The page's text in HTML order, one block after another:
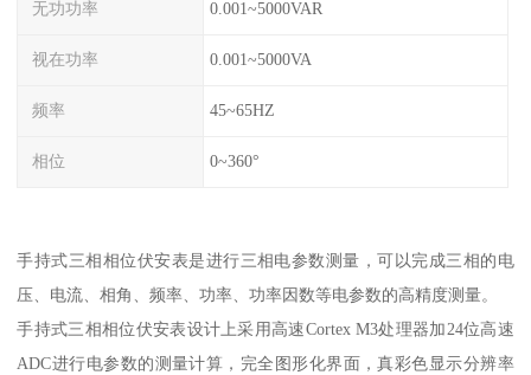
无功功率 0.001~5000VAR
视在功率 0.001~5000VA
频率 45~65HZ
相位 0~360°
手持式三相相位伏安表是进行三相电参数测量，可以完成三相的电
压、电流、相角、频率、功率、功率因数等电参数的高精度测量。
手持式三相相位伏安表设计上采用高速Cortex M3处理器加24位高速
ADC进行电参数的测量计算，完全图形化界面，真彩色显示分辨率